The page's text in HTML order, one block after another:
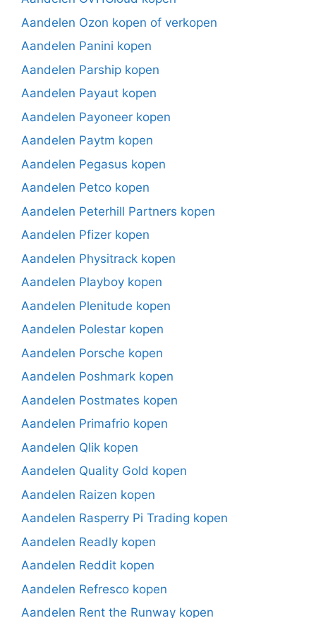
Aandelen Ozon kopen of verkopen
Aandelen Panini kopen
Aandelen Parship kopen
Aandelen Payaut kopen
Aandelen Payoneer kopen
Aandelen Paytm kopen
Aandelen Pegasus kopen
Aandelen Petco kopen
Aandelen Peterhill Partners kopen
Aandelen Pfizer kopen
Aandelen Physitrack kopen
Aandelen Playboy kopen
Aandelen Plenitude kopen
Aandelen Polestar kopen
Aandelen Porsche kopen
Aandelen Poshmark kopen
Aandelen Postmates kopen
Aandelen Primafrio kopen
Aandelen Qlik kopen
Aandelen Quality Gold kopen
Aandelen Raizen kopen
Aandelen Rasperry Pi Trading kopen
Aandelen Readly kopen
Aandelen Reddit kopen
Aandelen Refresco kopen
Aandelen Rent the Runway kopen